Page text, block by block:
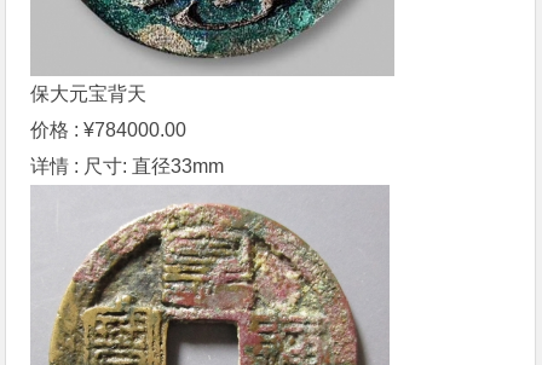
保大元宝背天
价格 : ¥784000.00
详情 : 尺寸: 直径33mm